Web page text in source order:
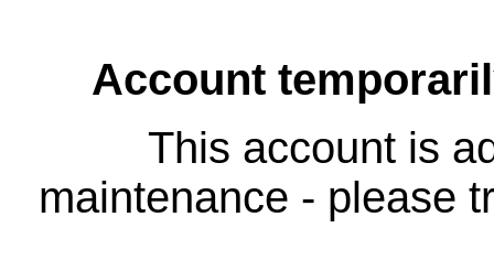
Account
This account is
maintenance - please